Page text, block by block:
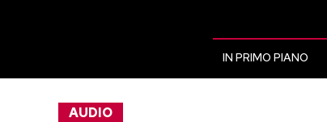
IN PRIMO PIANO
AUDIO